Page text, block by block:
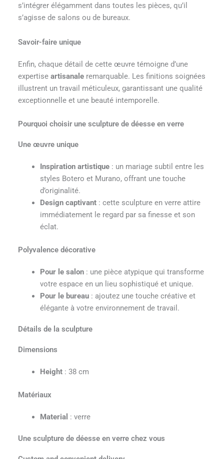
s’intégrer élégamment dans toutes les pièces, qu’il
s’agisse de salons ou de bureaux.
Savoir-faire unique
Enfin, chaque détail de cette œuvre témoigne d’une
expertise artisanaleremarquable. Les finitions soignées
illustrent un travail méticuleux, garantissant une qualité
exceptionnelle et une beauté intemporelle.
Pourquoi choisir une sculpture de déesse en verre
Une œuvre unique
Inspiration artistique: un mariage subtil entre les
styles Botero et Murano, offrant une touche
d’originalité.
Design captivant: cette sculpture en verre attire
immédiatement le regard par sa finesse et son
éclat.
Polyvalence décorative
Pour le salon: une pièce atypique qui transforme
votre espace en un lieu sophistiqué et unique.
Pour le bureau: ajoutez une touche créative et
élégante à votre environnement de travail.
Détails de la sculpture
Dimensions
Height: 38 cm
Matériaux
Material : verre
Une sculpture de déesse en verre chez vous